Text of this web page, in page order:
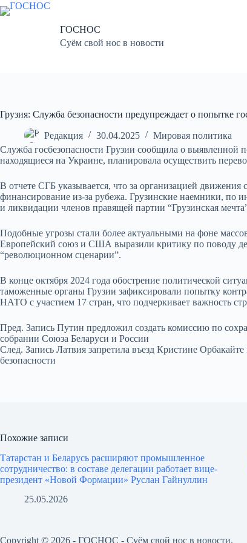
Перейти
к
ГОСНОС
Суём свой нос в новости
Грузия: Служба безопасности предупреждает о попытке
Редакция 30.04.2025
Мировая политика
Служба госбезопасности Грузии сообщила о выявленной
находящиеся на Украине, планировала осуществить
В отчете СГБ указывается, что за организацией
финансирование из-за рубежа. Грузинские наемники, по
и ликвидации членов правящей партии “Грузинская
Подобные угрозы стали более актуальными на фоне
Европейский союз и США выразили критику по поводу
“революционном сценарии”.
В конце октября 2024 года обострение политической
таможенные органы Грузии зафиксировали попытку
НАТО с участием 17 стран, что подчеркивает важность
Пред. Запись Путин предложил создать комиссию по
собрании Союза Беларуси и России
След. Запись Латвия запретила въезд Кристине
безопасности
Похожие записи
Татарстан и Беларусь расширяют промышленное
сотрудничество: в составе делегации работает вице-
президент «Новой Формации» Руслан Гайнуллин
25.05.2026
Copyright © 2026 - ГОСНОС - Суём свой нос в новости.